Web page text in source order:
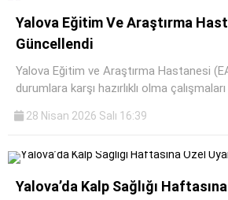
Yalova Eğitim Ve Araştırma
Güncellendi
Yalova Eğitim ve Araştırma Hastanesi
durumlara karşı hazırlıklı olma
28 Nisan 2026 Salı 16:39
Yalova’da Kalp Sağlığı